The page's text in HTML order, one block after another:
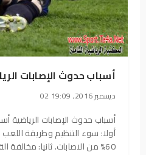
أسباب حدوث الإصابات
02 ديسمبر 2016, 19:09
أسباب حدوث الإصابات الرياضية
60% من الاصابات. ثانيا: